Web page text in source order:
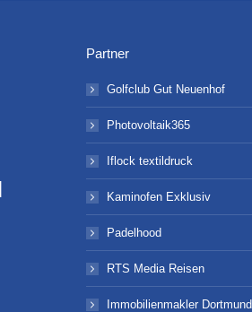
Partner
Golfclub Gut Neuenhof
Photovoltaik365
Iflock textildruck
Kaminofen Exklusiv
Padelhood
RTS Media Reisen
Immobilienmakler Dortmund